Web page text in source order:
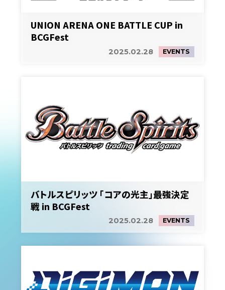
UNION ARENA ONE BATTLE CUP in
BCGFest
2025.02.28 EVENTS
バトルスピリッツ 「コアの光主」最強決定
戦 in BCGFest
2025.02.28 EVENTS